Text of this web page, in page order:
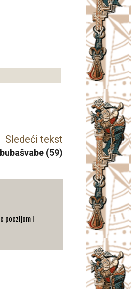
Sledeći tekst
(59)
poezijom i